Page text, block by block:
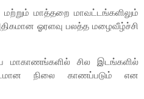
மற்றும் மாத்தறை மாவட்டங்களிலும்
ஓரளவு பலத்த மழைவீழ்ச்சி
மாகாணங்களில் சில இடங்களில்
நிலை காணப்படும் என